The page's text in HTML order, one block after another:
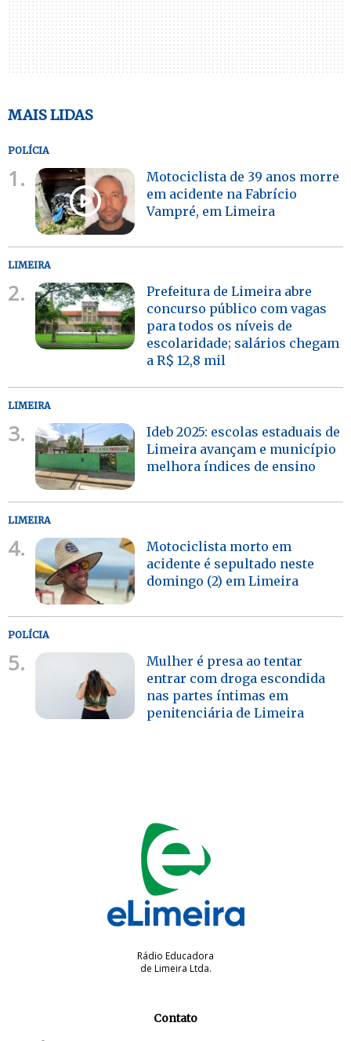
MAIS LIDAS
POLÍCIA
1.
Motociclista de 39 anos morre
em acidente na Fabrício
Vampré, em Limeira
LIMEIRA
2.
Prefeitura de Limeira abre
concurso público com vagas
para todos os níveis de
escolaridade; salários chegam
a R$ 12,8 mil
LIMEIRA
3.
Ideb 2025: escolas estaduais de
Limeira avançam e município
melhora índices de ensino
LIMEIRA
4.
Motociclista morto em
acidente é sepultado neste
domingo (2) em Limeira
POLÍCIA
5.
Mulher é presa ao tentar
entrar com droga escondida
nas partes íntimas em
penitenciária de Limeira
Rádio Educadora
de Limeira Ltda.
Contato